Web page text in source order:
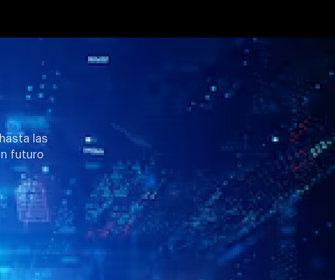
las
futuro